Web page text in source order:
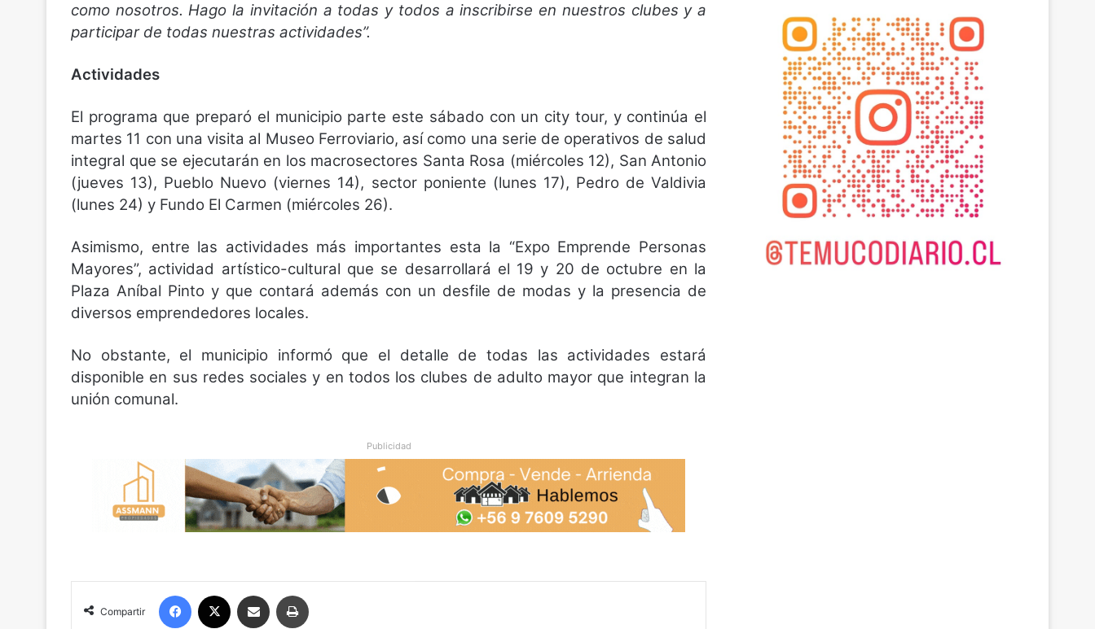
como nosotros. Hago la invitación a todas y todos a inscribirse en nuestros clubes y a
participar de todas nuestras actividades”.
Actividades
El programa que preparó el municipio parte este sábado con un city tour, y continúa el
martes 11 con una visita al Museo Ferroviario, así como una serie de operativos de salud
integral que se ejecutarán en los macrosectores Santa Rosa (miércoles 12), San Antonio
(jueves 13), Pueblo Nuevo (viernes 14), sector poniente (lunes 17), Pedro de Valdivia
(lunes 24) y Fundo El Carmen (miércoles 26).
Asimismo, entre las actividades más importantes esta la “Expo Emprende Personas
Mayores”, actividad artístico-cultural que se desarrollará el 19 y 20 de octubre en la
Plaza Aníbal Pinto y que contará además con un desfile de modas y la presencia de
diversos emprendedores locales.
No obstante, el municipio informó que el detalle de todas las actividades estará
disponible en sus redes sociales y en todos los clubes de adulto mayor que integran la
unión comunal.
Publicidad
Compartir